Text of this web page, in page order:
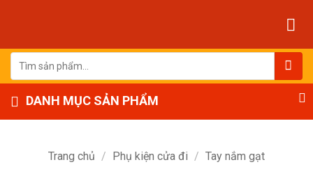
dung
Tìm
kiếm:
DANH MỤC SẢN PHẨM
Trang chủ / Phụ kiện cửa đi / Tay nắm gạt